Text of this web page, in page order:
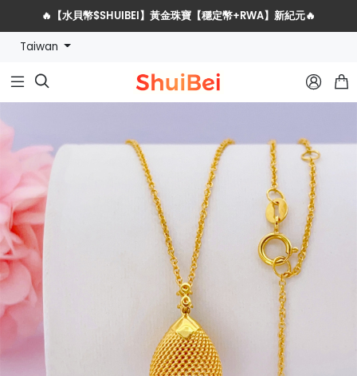
🔥【水貝幣$SHUIBEI】黃金珠寶【穩定幣+RWA】新紀元🔥
Taiwan
  